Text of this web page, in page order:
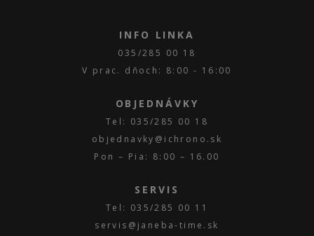
INFO LINKA
035/285 00 18
V prac. dňoch: 8:00 - 16:00
OBJEDNÁVKY
Tel: 035/285 00 18
objednavky@ichrono.sk
Pon – Pia: 8:00 – 16.00
SERVIS
Tel: 035/285 00 11
servis@janeba-time.sk